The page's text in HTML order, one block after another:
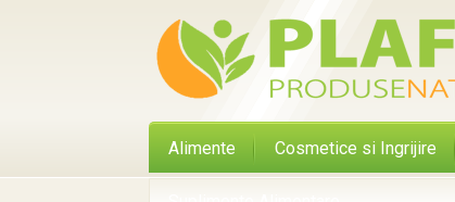
Alimente Cosmetice si Ingrijire